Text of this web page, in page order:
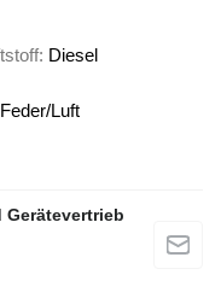
Diesel
Feder/Luft
Gerätevertrieb